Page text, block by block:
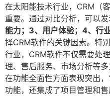
在太阳能技术行业，CRM（
重要。通过对比分析，可以
能力；3、用户体验；4、行
择CRM软件的关键因素。特
行业，CRM软件不仅需要处
理、售后服务、市场分析等
在功能全面性方面表现突出
功能，还集成了项目管理和